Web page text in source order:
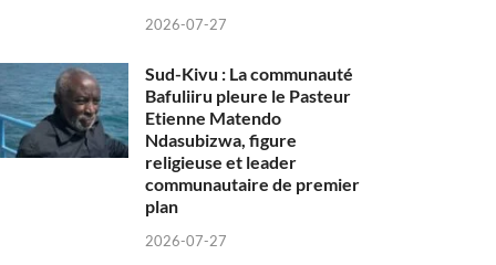
2026-07-27
Sud-Kivu : La communauté
Bafuliiru pleure le Pasteur
Etienne Matendo
Ndasubizwa, figure
religieuse et leader
communautaire de premier
plan
2026-07-27